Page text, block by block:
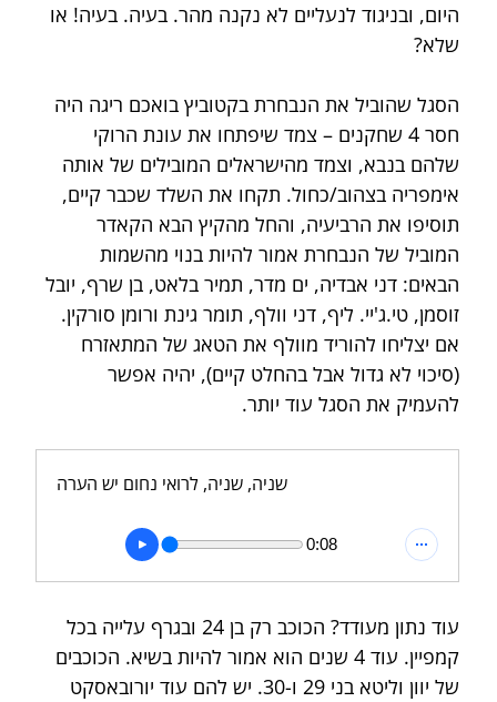
היום, ובניגוד לנעליים לא נקנה מהר. בעיה. בעיה! או
שלא?
הסגל שהוביל את הנבחרת בקטוביץ בואכם ריגה היה
חסר 4 שחקנים – צמד שיפתחו את עונת הרוקי
שלהם בנבא, וצמד מהישראלים המובילים של אותה
אימפריה בצהוב/כחול. תקחו את השלד שכבר קיים,
תוסיפו את הרביעיה, והחל מהקיץ הבא הקאדר
המוביל של הנבחרת אמור להיות בנוי מהשמות
הבאים: דני אבדיה, ים מדר, תמיר בלאט, בן שרף, יובל
זוסמן, טי.ג'יי. ליף, דני וולף, תומר גינת ורומן סורקין.
אם יצליחו להוריד מוולף את הטאג של המתאזרח
(סיכוי לא גדול אבל בהחלט קיים), יהיה אפשר
להעמיק את הסגל עוד יותר.
שניה, שניה, לרואי נחום יש הערה
0:08
עוד נתון מעודד? הכוכב רק בן 24 ובגרף עלייה בכל
קמפיין. עוד 4 שנים הוא אמור להיות בשיא. הכוכבים
של יוון וליטא בני 29 ו-30. יש להם עוד יורובאסקט